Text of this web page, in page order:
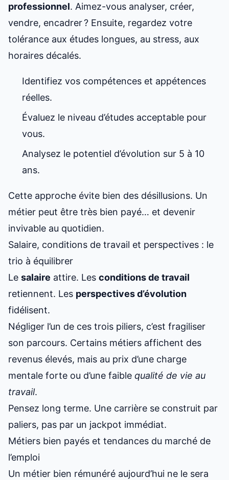
professionnel. Aimez-vous analyser, créer,
vendre, encadrer ? Ensuite, regardez votre
tolérance aux études longues, au stress, aux
horaires décalés.
Identifiez vos compétences et appétences
réelles.
Évaluez le niveau d’études acceptable pour
vous.
Analysez le potentiel d’évolution sur 5 à 10
ans.
Cette approche évite bien des désillusions. Un
métier peut être très bien payé… et devenir
invivable au quotidien.
Salaire, conditions de travail et perspectives : le
trio à équilibrer
Le salaire attire. Les conditions de travail
retiennent. Les perspectives d’évolution
fidélisent.
Négliger l’un de ces trois piliers, c’est fragiliser
son parcours. Certains métiers affichent des
revenus élevés, mais au prix d’une charge
mentale forte ou d’une faible qualité de vie au
travail.
Pensez long terme. Une carrière se construit par
paliers, pas par un jackpot immédiat.
Métiers bien payés et tendances du marché de
l’emploi
Un métier bien rémunéré aujourd’hui ne le sera